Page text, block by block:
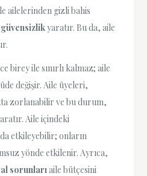
ailelerinden gizli bahis
güvensizlikyaratır. Bu da, aile
birey ile sınırlı kalmaz; aile
değişir. Aile üyeleri,
zorlanabilir ve bu durum,
Aile içindeki
etkileyebilir; onların
yönde etkilenir. Ayrıca,
sorunlarıaile bütçesini